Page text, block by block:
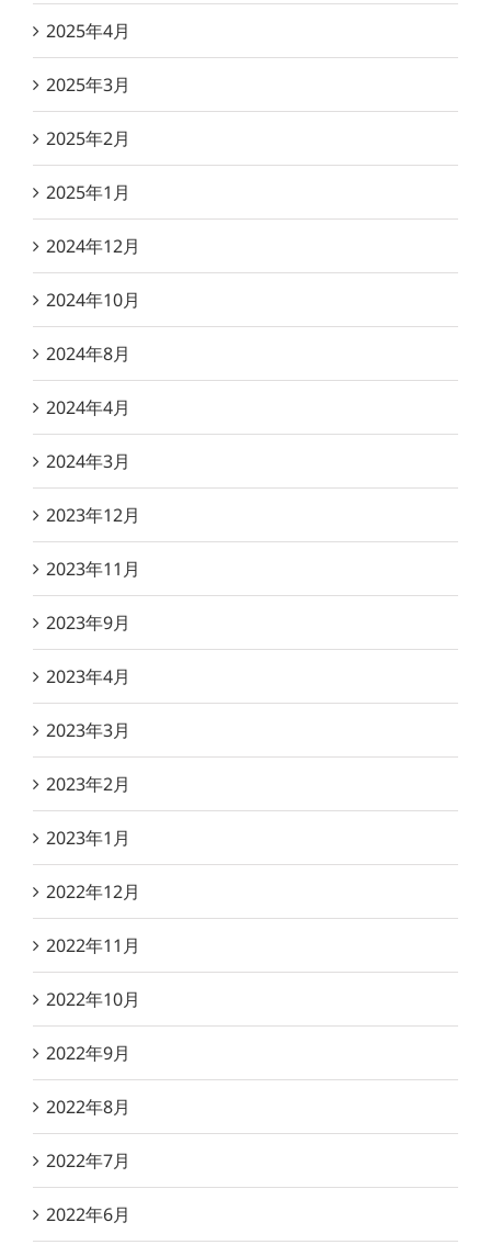
2025年4月
2025年3月
2025年2月
2025年1月
2024年12月
2024年10月
2024年8月
2024年4月
2024年3月
2023年12月
2023年11月
2023年9月
2023年4月
2023年3月
2023年2月
2023年1月
2022年12月
2022年11月
2022年10月
2022年9月
2022年8月
2022年7月
2022年6月